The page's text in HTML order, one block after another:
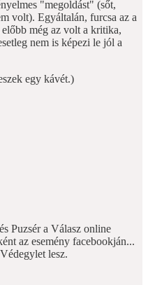
"megoldást" (sőt,
volt). Egyáltalán, furcsa az a
még az volt a kritika,
nem is képezi le jól a
egy kávét.)
Puzsér a Válasz online
az esemény facebookján...
lesz.